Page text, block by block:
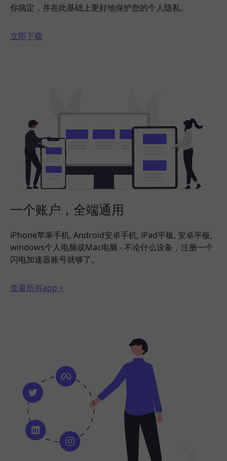
你搞定，并在此基础上更好地保护您的个人隐私。
立即下载
一个账户，全端通用
iPhone苹果手机, Android安卓手机, iPad平板, 安卓平板,
windows个人电脑或Mac电脑 - 不论什么设备，注册一个
闪电加速器账号就够了。
查看所有app >